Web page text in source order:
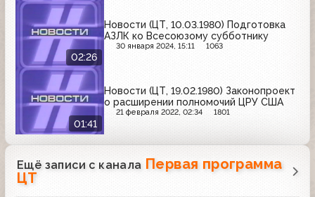
02:26
Новости (ЦТ, 10.03.1980) Подготовка
АЗЛК ко Всесоюзому субботнику
30 января 2024, 15:11 1063
01:41
Новости (ЦТ, 19.02.1980) Законопроект
о расширении полномочий ЦРУ США
21 февраля 2022, 02:34 1801
Ещё записи с канала Первая программа
ЦТ